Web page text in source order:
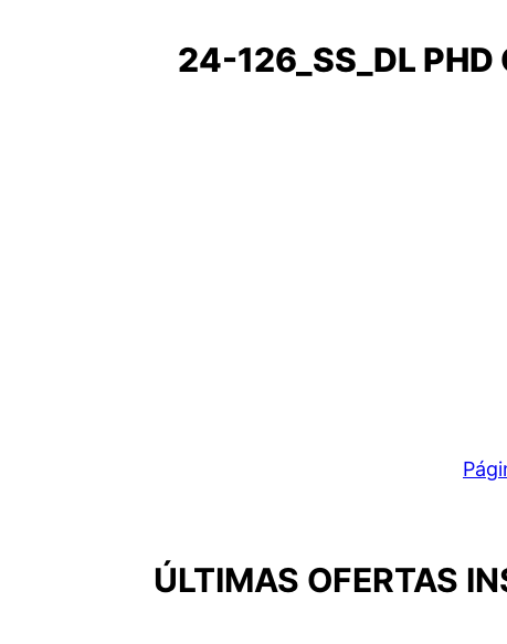
24-126_SS_DL PHD
ÚLTIMAS OFERTAS